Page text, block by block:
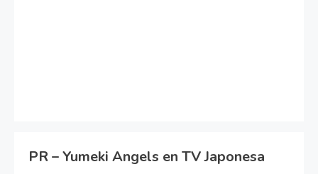
PR – Yumeki Angels en TV Japonesa